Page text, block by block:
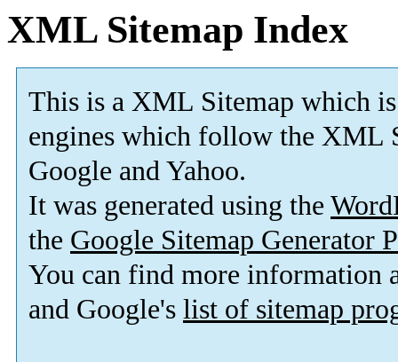
XML Sitemap Index
This is a XML Sitemap which is
engines which follow the XML
Google and Yahoo.
It was generated using the
the Google Sitemap Generator
You can find more information
and Google's list of sitemap